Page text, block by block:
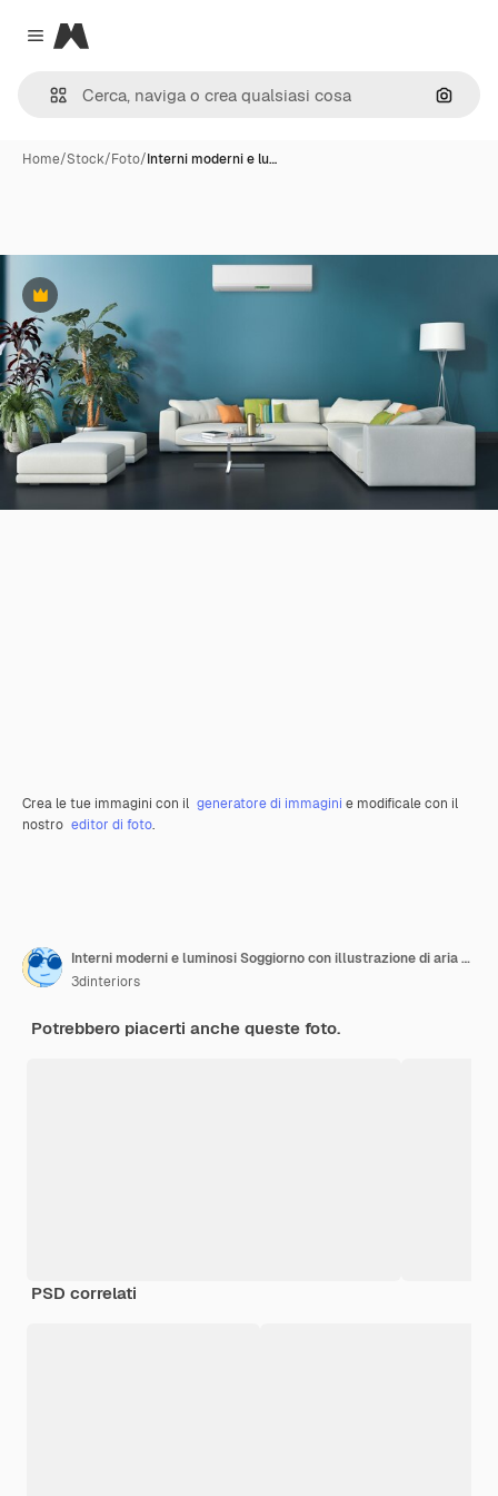
Close menu
Magnific
Cerca
Home/Stock/Foto/Interni moderni e lu…
Premium
Crea le tue immagini con il generatore di immagini e modificale con il
nostro editor di foto.
Interni moderni e luminosi Soggiorno con illustrazione di aria condizionata Rendering 3D di immagini generate al computer
3dinteriors
Potrebbero piacerti anche queste foto.
PSD correlati